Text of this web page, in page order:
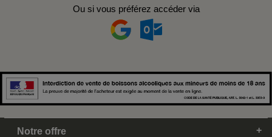
Ou si vous préférez accéder via
Notre offre